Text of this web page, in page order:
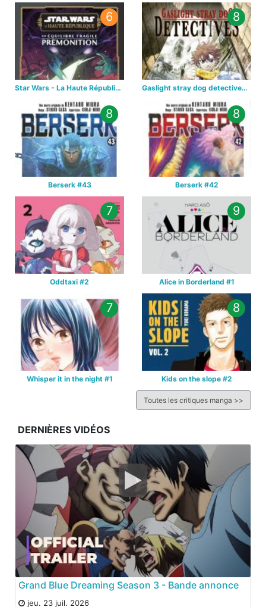
6
Star Wars - La Haute République - Un équilibre fragile
8
Gaslight stray dog detectives #1
8
Berserk #43
8
Berserk #42
7
Oddtaxi #2
9
Alice in Borderland #1
7
Whisper it in the night #1
8
Kids on the slope #2
Toutes les critiques manga >>
DERNIÈRES VIDÉOS
Grand Blue Dreaming Season 3 - Bande annonce
jeu. 23 juil. 2026